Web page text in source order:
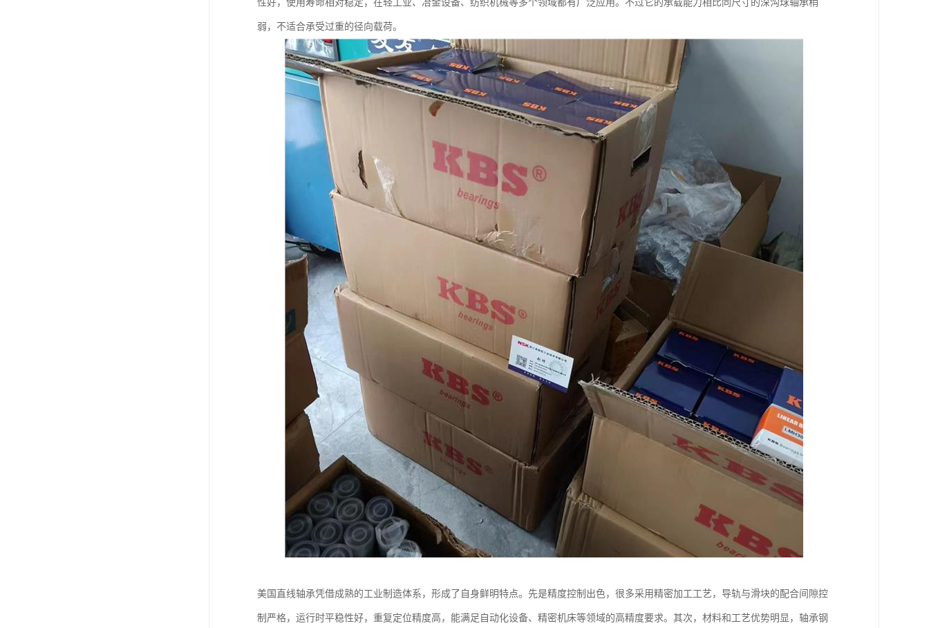
性好，使用寿命相对稳定，在轻工业、冶金设备、纺织机械等多个领域都有广泛应用。不过它的承载能力相比同尺寸的深沟球轴承稍
弱，不适合承受过重的径向载荷。
美国直线轴承凭借成熟的工业制造体系，形成了自身鲜明特点。先是精度控制出色，很多采用精密加工工艺，导轨与滑块的配合间隙控
制严格，运行时平稳性好，重复定位精度高，能满足自动化设备、精密机床等领域的高精度要求。其次，材料和工艺优势明显，轴承钢